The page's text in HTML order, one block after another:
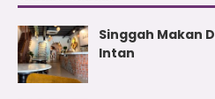
Singgah Makan
Intan